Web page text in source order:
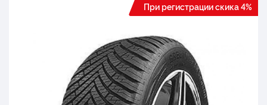
При регистрации скика 4%